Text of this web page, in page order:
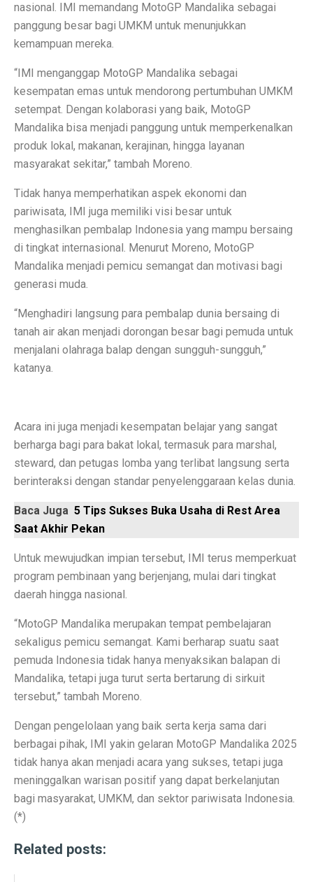
Gaming Lancar Tanpa Ngelag, Infinix GT 30 Jadi
Amazfit Buka Store Pertama di Indonesia, Luncurkan
Elon Musk Jadi Orang Kaya Pertama Dunia dengan
3 Rekomendasi HP Spek Gahar Harga Terjangkau di
Perbandingan Vivo Y28, Y03t, dan X100: HP
Pesan Awal iPhone 17 Mulai Oktober–November 2025
Contoh Soal Matematika SMA Lengkap dengan
Realme 15 Pro 5G Jadi Smartphone Turnamen
IMX 2025 Dimulai 10 Oktober 2025, Hadirkan Tokoh
Proyek Meta Raksasa: Pusat Data AI Seluas 70
Permintaan Batubara Diperkirakan Pulih di Akhir
WIFI, TLKM dan DSSA Bersaing di Lelang
Lomba Pesawat Tempur Generasi Kelima Dimulai,
Saham Bank Besar Turun Bersama, Ini
5 Fakta Menarik Kota Gjirokastër, Penuh Bangunan
12 Fakta Menarik Batik yang Ditetapkan UNESCO
Penelitian: Asam Laut Meningkat, Pengaruh pada Gigi
nasional. IMI memandang MotoGP Mandalika sebagai
panggung besar bagi UMKM untuk menunjukkan
kemampuan mereka.
“IMI menganggap MotoGP Mandalika sebagai
kesempatan emas untuk mendorong pertumbuhan UMKM
setempat. Dengan kolaborasi yang baik, MotoGP
Mandalika bisa menjadi panggung untuk memperkenalkan
produk lokal, makanan, kerajinan, hingga layanan
masyarakat sekitar,” tambah Moreno.
Tidak hanya memperhatikan aspek ekonomi dan
pariwisata, IMI juga memiliki visi besar untuk
menghasilkan pembalap Indonesia yang mampu bersaing
di tingkat internasional. Menurut Moreno, MotoGP
Mandalika menjadi pemicu semangat dan motivasi bagi
generasi muda.
“Menghadiri langsung para pembalap dunia bersaing di
tanah air akan menjadi dorongan besar bagi pemuda untuk
menjalani olahraga balap dengan sungguh-sungguh,”
katanya.
Acara ini juga menjadi kesempatan belajar yang sangat
berharga bagi para bakat lokal, termasuk para marshal,
steward, dan petugas lomba yang terlibat langsung serta
berinteraksi dengan standar penyelenggaraan kelas dunia.
Baca Juga 5 Tips Sukses Buka Usaha di Rest Area
Saat Akhir Pekan
Untuk mewujudkan impian tersebut, IMI terus memperkuat
program pembinaan yang berjenjang, mulai dari tingkat
daerah hingga nasional.
“MotoGP Mandalika merupakan tempat pembelajaran
sekaligus pemicu semangat. Kami berharap suatu saat
pemuda Indonesia tidak hanya menyaksikan balapan di
Mandalika, tetapi juga turut serta bertarung di sirkuit
tersebut,” tambah Moreno.
Dengan pengelolaan yang baik serta kerja sama dari
berbagai pihak, IMI yakin gelaran MotoGP Mandalika 2025
tidak hanya akan menjadi acara yang sukses, tetapi juga
meninggalkan warisan positif yang dapat berkelanjutan
bagi masyarakat, UMKM, dan sektor pariwisata Indonesia.
(*)
Related posts: